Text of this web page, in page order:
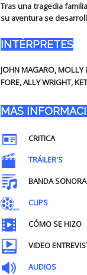
Tras una tragedia
su aventura se
INTÉRPRETES
JOHN MAGARO, MOLLY
FORE, ALLY WRIGHT,
MÁS
CRITICA
TRÁILER'S
BANDA SONORA
CLIPS
CÓMO SE HIZO
VIDEO
AUDIOS